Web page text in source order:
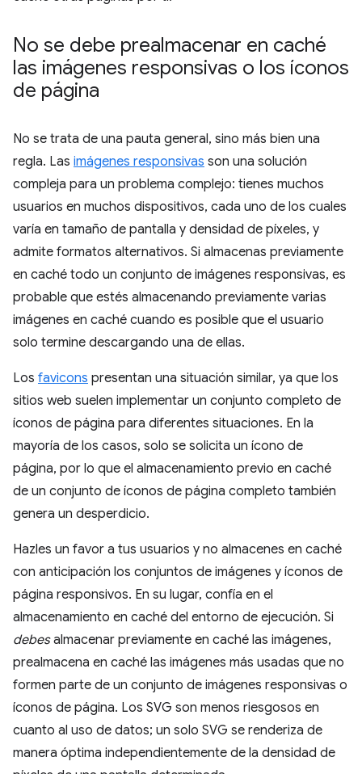
No se debe prealmacenar en caché
las imágenes responsivas o los íconos
de página
No se trata de una pauta general, sino más bien una
regla. Las imágenes responsivas son una solución
compleja para un problema complejo: tienes muchos
usuarios en muchos dispositivos, cada uno de los cuales
varía en tamaño de pantalla y densidad de píxeles, y
admite formatos alternativos. Si almacenas previamente
en caché todo un conjunto de imágenes responsivas, es
probable que estés almacenando previamente varias
imágenes en caché cuando es posible que el usuario
solo termine descargando una de ellas.
Los favicons presentan una situación similar, ya que los
sitios web suelen implementar un conjunto completo de
íconos de página para diferentes situaciones. En la
mayoría de los casos, solo se solicita un ícono de
página, por lo que el almacenamiento previo en caché
de un conjunto de íconos de página completo también
genera un desperdicio.
Hazles un favor a tus usuarios y no almacenes en caché
con anticipación los conjuntos de imágenes y íconos de
página responsivos. En su lugar, confía en el
almacenamiento en caché del entorno de ejecución. Si
debesalmacenar previamente en caché las imágenes,
prealmacena en caché las imágenes más usadas que no
formen parte de un conjunto de imágenes responsivas o
íconos de página. Los SVG son menos riesgosos en
cuanto al uso de datos; un solo SVG se renderiza de
manera óptima independientemente de la densidad de